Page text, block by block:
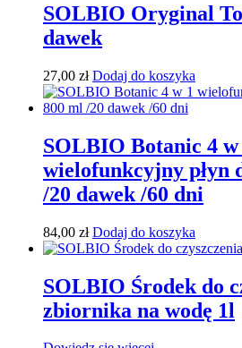
SOLBIO Oryginal
dawek
27,00 zł Dodaj do koszyka
SOLBIO Botanic 4 w
wielofunkcyjny płyn
/20 dawek /60 dni
84,00 zł Dodaj do koszyka
SOLBIO Środek do
zbiornika na wodę 1l